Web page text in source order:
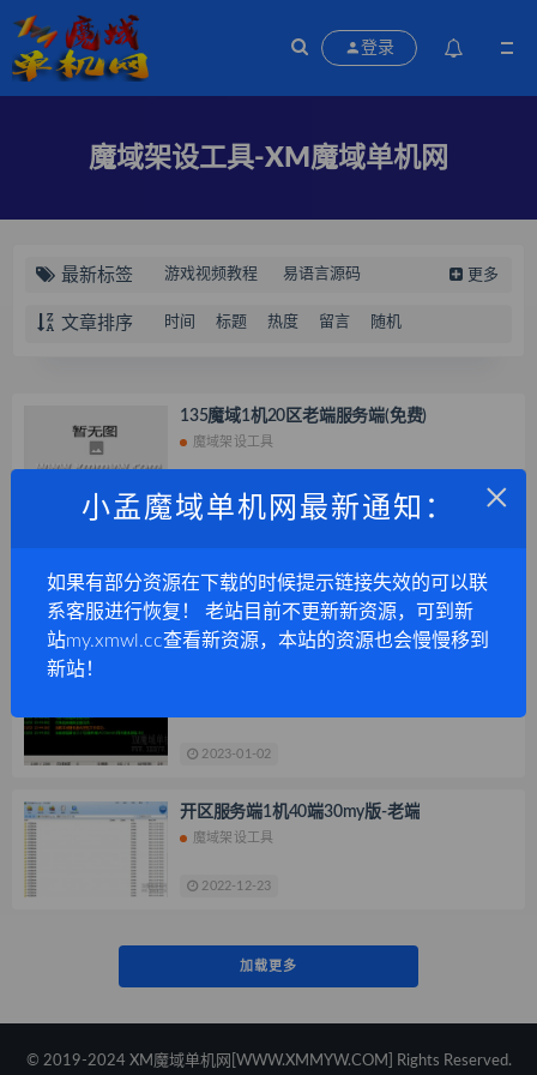
登录
魔域架设工具-XM魔域单机网
最新标签 游戏视频教程 易语言源码
游戏asp网页 游戏修改工具
常用工具 游戏GM工具
魔域架设工具 魔域互通版本库
魔域任务脚本 魔域修改技术
游戏素材 魔域辅助外挂
游戏网页模板 魔域GM工具
更多
文章排序 时间 标题 热度 留言 随机
135魔域1机20区老端服务端(免费)
魔域架设工具
2025-05-10
135魔域服务端配套DLL补丁
魔域架设工具 魔域游戏补丁
2025-05-10
2023-01-02
开区服务端1机40端30my版-老端
魔域架设工具
2022-12-23
加载更多
© 2019-2024 XM魔域单机网[WWW.XMMYW.COM] Rights Reserved.
×
小孟魔域单机网最新通知：
如果有部分资源在下载的时候提示链接失效的可以联
系客服进行恢复！ 老站目前不更新新资源，可到新
站my.xmwl.cc查看新资源，本站的资源也会慢慢移到
新站！